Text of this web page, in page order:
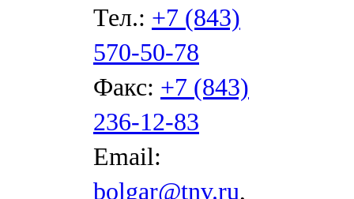
Тел.: +7 (843)
570-50-78
Факс: +7 (843)
236-12-83
Email:
bolgar@tnv.ru,